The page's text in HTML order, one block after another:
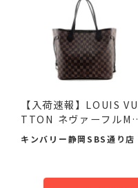
【入荷速報】LOUIS
TTON ネヴァーフル
ダミエ...
キンバリー静岡SBS通り店